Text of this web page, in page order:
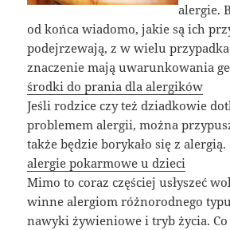
alergie.
od końca wiadomo, jakie są ich
podejrzewają, z w wielu
znaczenie mają uwarunkowania
środki do prania dla alergików
Jeśli rodzice czy też dziadkowie
problemem alergii, można
także będzie borykało się z alergią.
alergie pokarmowe u dzieci
Mimo to coraz częściej usłyszeć
winne alergiom różnorodnego
nawyki żywieniowe i tryb życia.